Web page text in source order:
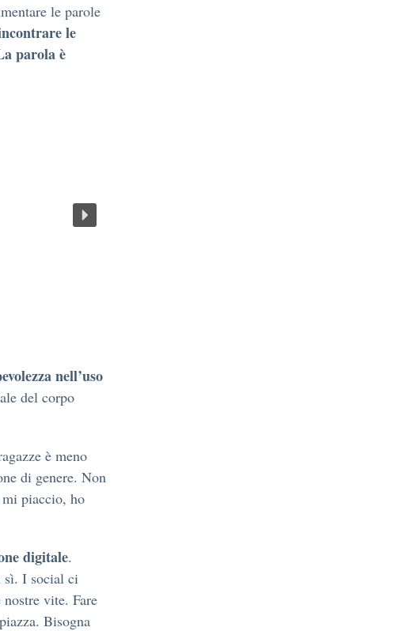
le parole
le
parola è
nell’uso
del corpo
è meno
di genere. Non
piaccio, ho
digitale.
sì. I social ci
vite. Fare
Bisogna